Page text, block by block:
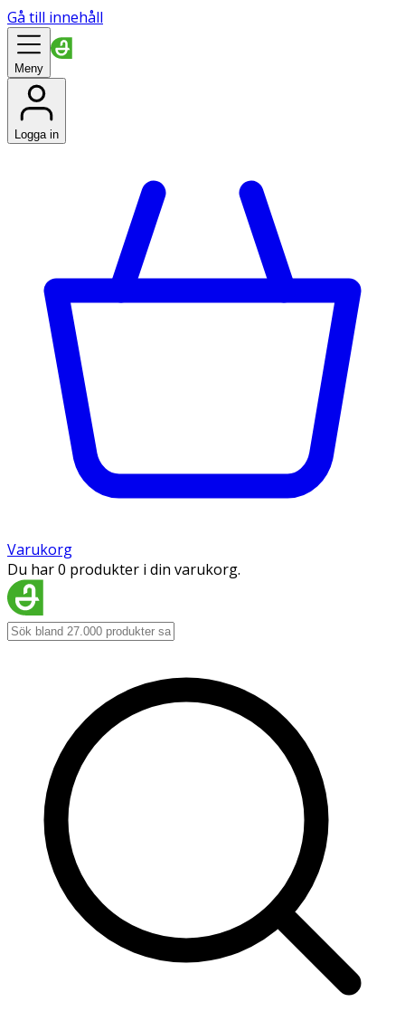
Gå till innehåll
Meny
Logga in
Varukorg
Du har 0 produkter i din varukorg.